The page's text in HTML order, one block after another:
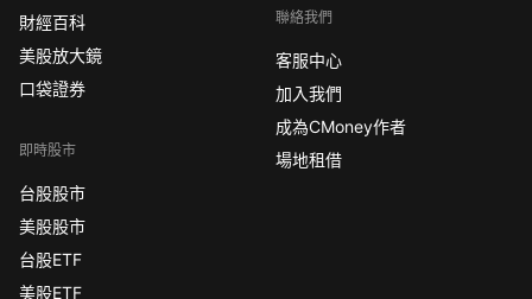
財經百科
美股放大鏡
口袋證券
即時股市
台股股市
美股股市
台股ETF
美股ETF
聯絡我們
客服中心
加入我們
成為CMoney作者
場地租借